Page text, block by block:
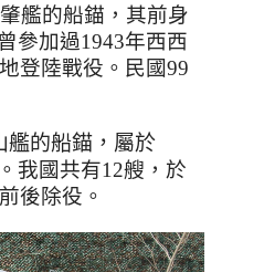
艦的船錨，其前身
參加過1943年西西
登陸戰役。民國99
艦的船錨，屬於
我國共有12艘，於
後除役。